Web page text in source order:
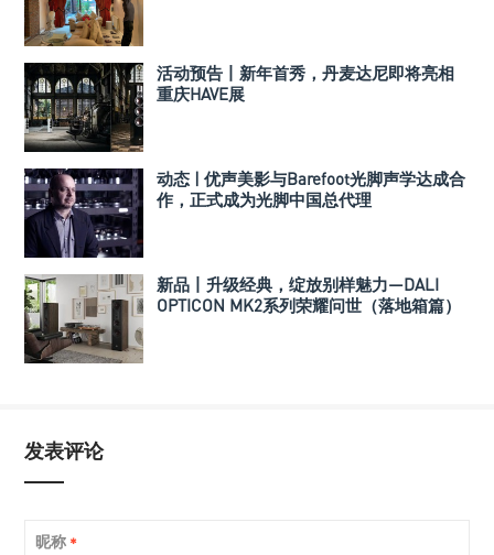
活动预告丨新年首秀，丹麦达尼即将亮相
重庆HAVE展
动态 | 优声美影与Barefoot光脚声学达成合
作，正式成为光脚中国总代理
新品丨升级经典，绽放别样魅力—DALI
OPTICON MK2系列荣耀问世（落地箱篇）
发表评论
昵称 *